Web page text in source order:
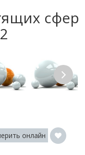
сфер
онлайн